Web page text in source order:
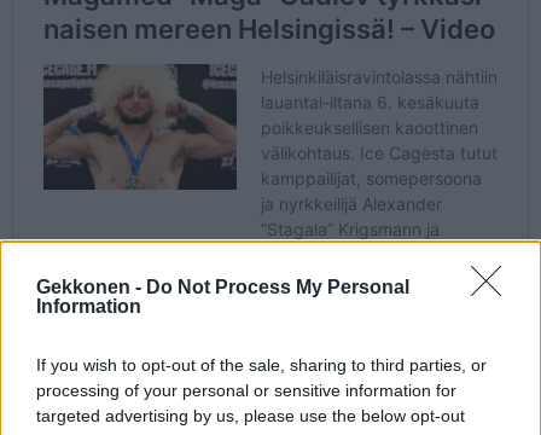
Gekkonen - Do Not Process My Personal
Information
If you wish to opt-out of the sale, sharing to third parties, or
processing of your personal or sensitive information for
targeted advertising by us, please use the below opt-out